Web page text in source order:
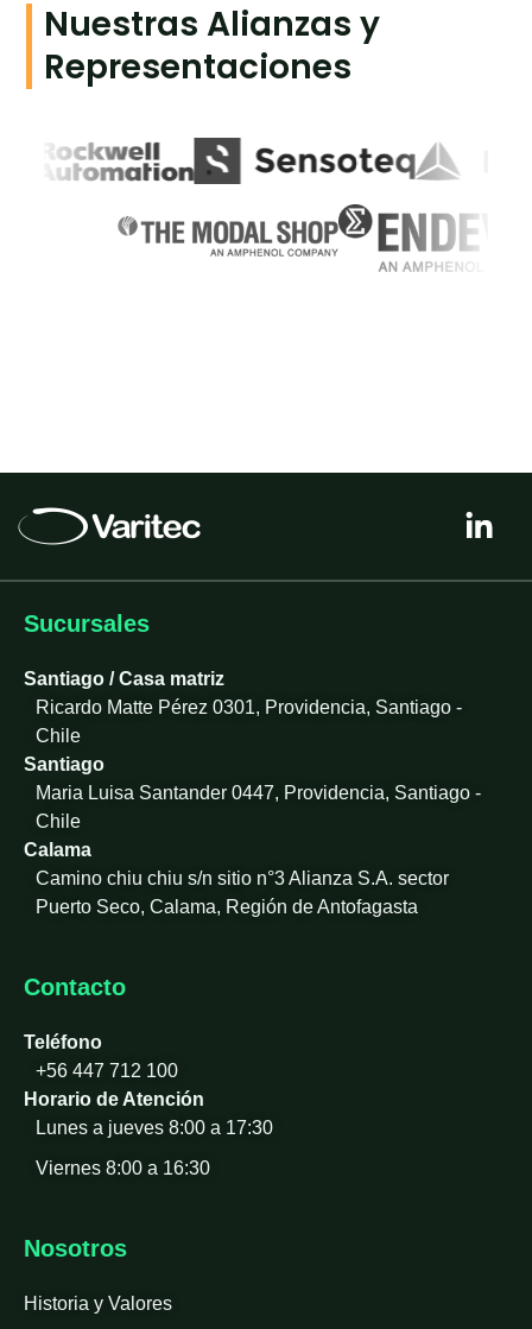
Nuestras Alianzas y
Representaciones
i
k
n
Sucursales
Santiago / Casa matriz
Ricardo Matte Pérez 0301, Providencia, Santiago -
Chile
Santiago
Maria Luisa Santander 0447, Providencia, Santiago -
Chile
Calama
Camino chiu chiu s/n sitio n°3 Alianza S.A. sector
Puerto Seco, Calama, Región de Antofagasta
Contacto
Teléfono
+56 447 712 100
Horario de Atención
Lunes a jueves 8:00 a 17:30
Viernes 8:00 a 16:30
Nosotros
Historia y Valores